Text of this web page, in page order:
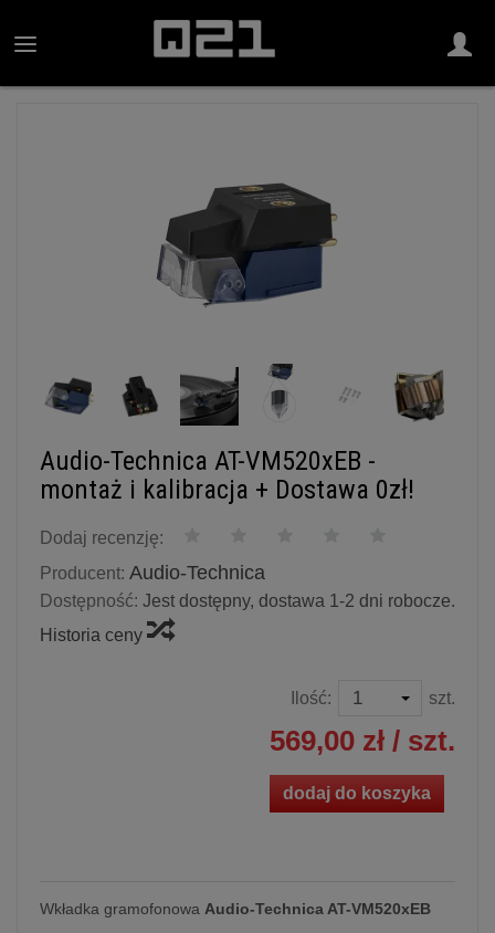
Audio-Technica AT-VM520xEB -
montaż i kalibracja + Dostawa 0zł!
Dodaj recenzję:
Producent: Audio-Technica
Dostępność: Jest dostępny, dostawa 1-2 dni robocze.
Historia ceny
Ilość: szt.
569,00 zł / szt.
dodaj do koszyka
Wkładka gramofonowa Audio-Technica AT-VM520xEB